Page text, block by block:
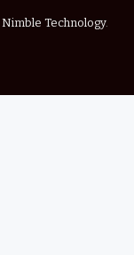
Nimble Technology.